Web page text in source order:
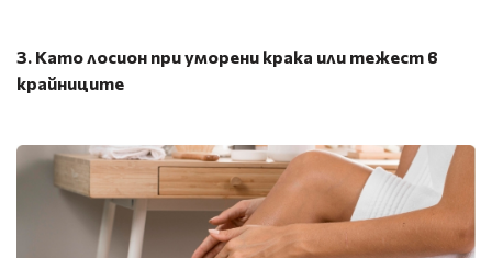
3. Като лосион при уморени крака или тежест в
крайниците